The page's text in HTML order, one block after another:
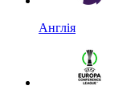
Англія